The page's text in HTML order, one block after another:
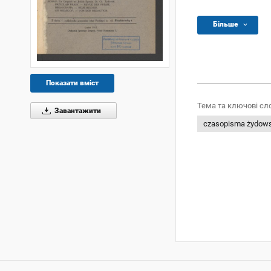
Показати вміст
Завантажити
Більше
Тема та ключові
czasopisma